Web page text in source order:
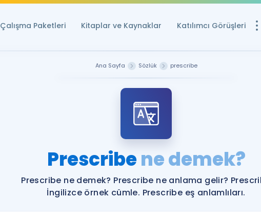
Çalışma Paketleri Kitaplar ve Kaynaklar Katılımcı Görüşleri
YDS ve YÖKDİL
YDS ve YÖKDİL'e
Tüm ÖSYM
Ana Sayfa Sözlük prescribe
Prescribene demek?
Prescribe ne demek? Prescribe ne anlama gelir?
İngilizce örnek cümle. Prescribe eş anlamlıları.